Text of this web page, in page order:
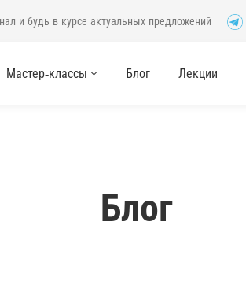
и будь в курсе актуальных предложений
Мастер-классы Блог Лекции
Блог